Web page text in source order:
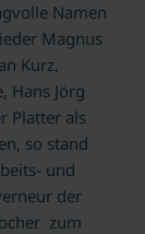
Namen
Magnus
Kurz,
Hans Jörg
Platter als
so stand
und
der
zum